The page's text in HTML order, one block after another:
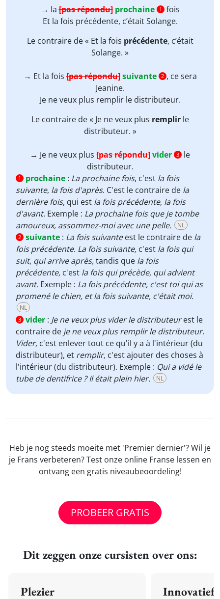
→ la[pas répondu] prochaine 1 fois
Et la fois précédente, c’était Solange.
Le contraire de « Et la fois précédente, c’était
Solange. »
→ Et la fois[pas répondu] suivante 2 , ce sera
Jeanine.
Je ne veux plus remplirle distributeur.
Le contraire de « Je ne veux plus remplirle
distributeur. »
→ Je ne veux plus [pas répondu]vider 3
le
distributeur.
1 prochaine : La prochaine fois, c'est la fois
suivante, la fois d'après. C'est le contraire de la
dernière fois, qui est la fois précédente, la fois
d'avant. Exemple : La prochaine fois que je tombe
amoureux, assommez-moi avec une pelle.
NL
2 suivante : La fois suivanteest le contraire de la
fois précédente. La fois suivante, c'est la fois qui
suit, qui arrive après,tandis que la fois
précédente, c'est la fois qui précède, qui advient
avant. Exemple : La fois précédente, c'est toi qui as
promené le chien, et la fois suivante, c'était moi.
NL
3 vider : Je ne veux plus vider le distributeurest le
contraire de je ne veux plus remplir le distributeur.
Vider, c'est enlever tout ce qu'il y a à l'intérieur (du
distributeur), et remplir, c'est ajouter des choses à
l'intérieur (du distributeur). Exemple : Qui a vidé le
tube de dentifrice ? Il était plein hier.
NL
Heb je nog steeds moeite met 'Premier dernier'? Wil je
je Frans verbeteren? Test onze online Franse lessen en
ontvang een gratis niveaubeoordeling!
PROBEER GRATIS
Dit zeggen onze cursisten over ons:
Plezier Innovatief